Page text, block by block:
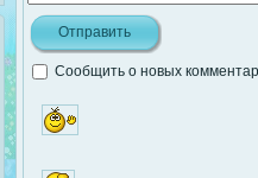
Сообщить о новых